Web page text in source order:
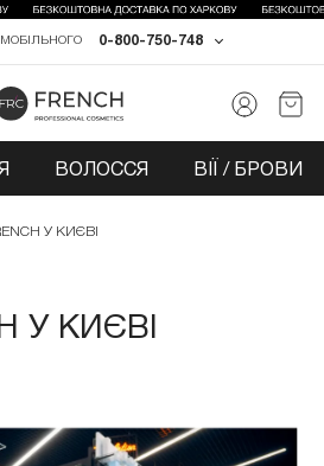
0-800-750-748
ВОЛОССЯ ВІЇ / БРОВИ
У КИЄВІ
У КИЄВІ